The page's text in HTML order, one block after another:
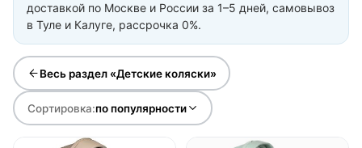
доставкой по Москве и России за 1–5 дней, самовывоз
в Туле и Калуге, рассрочка 0%.
Весь раздел «Детские коляски»
Сортировка:по популярности